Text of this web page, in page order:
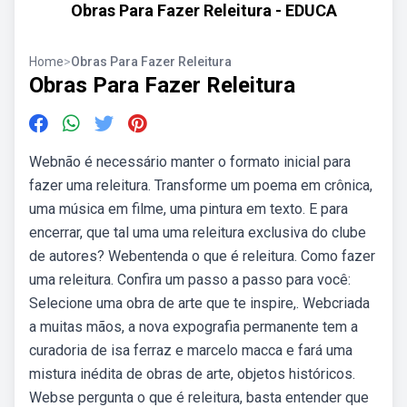
Obras Para Fazer Releitura - EDUCA
Home>Obras Para Fazer Releitura
Obras Para Fazer Releitura
Webnão é necessário manter o formato inicial para
fazer uma releitura. Transforme um poema em crônica,
uma música em filme, uma pintura em texto. E para
encerrar, que tal uma uma releitura exclusiva do clube
de autores? Webentenda o que é releitura. Como fazer
uma releitura. Confira um passo a passo para você:
Selecione uma obra de arte que te inspire,. Webcriada
a muitas mãos, a nova expografia permanente tem a
curadoria de isa ferraz e marcelo macca e fará uma
mistura inédita de obras de arte, objetos históricos.
Webse pergunta o que é releitura, basta entender que